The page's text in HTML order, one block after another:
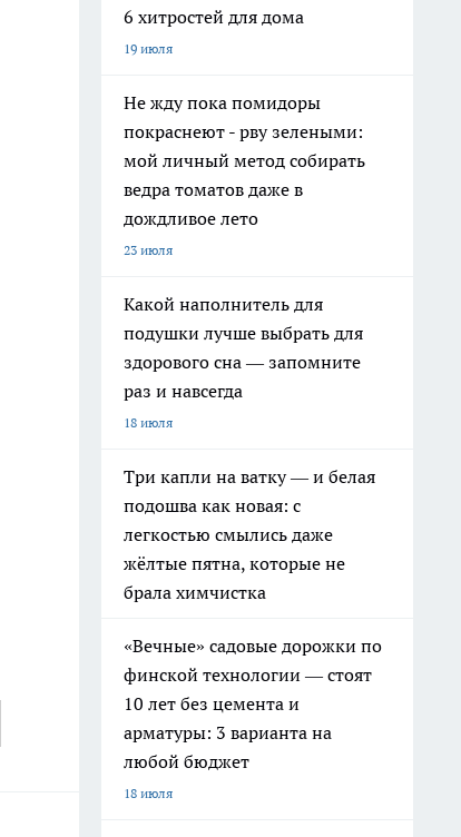
6 хитростей для дома
19 июля
Не жду пока помидоры
покраснеют - рву зелеными:
мой личный метод собирать
ведра томатов даже в
дождливое лето
23 июля
Какой наполнитель для
подушки лучше выбрать для
здорового сна — запомните
раз и навсегда
18 июля
Три капли на ватку — и белая
подошва как новая: с
легкостью смылись даже
жёлтые пятна, которые не
брала химчистка
«Вечные» садовые дорожки по
финской технологии — стоят
10 лет без цемента и
арматуры: 3 варианта на
любой бюджет
18 июля